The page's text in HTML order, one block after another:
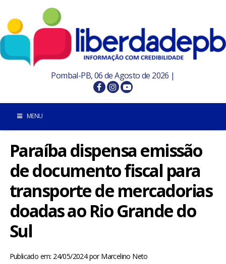
Pombal-PB, 06 de Agosto de 2026 |
MENU
POMBAL E REGIÃO
BRASIL
MUNDO
Paraíba dispensa emissão
de documento fiscal para
transporte de mercadorias
doadas ao Rio Grande do
Sul
Publicado em: 24/05/2024porMarcelino Neto